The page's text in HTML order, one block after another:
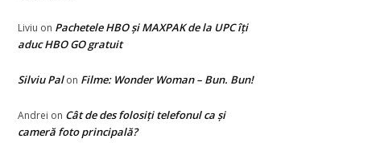
Liviu on Pachetele HBO și MAXPAK de la UPC îți
aduc HBO GO gratuit
Silviu Palon Filme: Wonder Woman – Bun. Bun!
Andrei on Cât de des folosiți telefonul ca și
cameră foto principală?